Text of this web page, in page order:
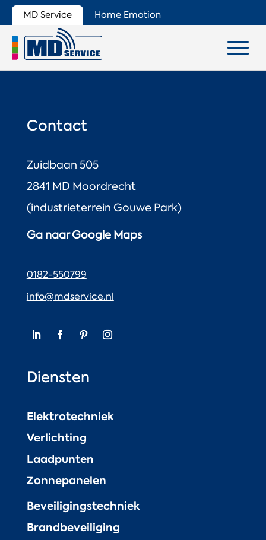
MD Service Home Emotion
Contact
Zuidbaan 505
2841 MD Moordrecht
(industrieterrein Gouwe Park)
Ga naar Google Maps
0182-550799
info@mdservice.nl
Diensten
Elektrotechniek
Verlichting
Laadpunten
Zonnepanelen
Beveiligingstechniek
Brandbeveiliging